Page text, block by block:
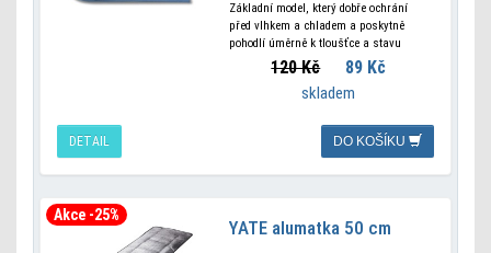
Základní model, který dobře ochrání
před vlhkem a chladem a poskytně
pohodlí úměrně k tloušťce a stavu
terénu. PARAMETRY Materiál:
180x50x0, 8 cm Tepelný odpor: 1, 2
120 Kč 89 Kč
skladem
DETAIL DO KOŠÍKU
YATE alumatka 50 cm
Akce -25%